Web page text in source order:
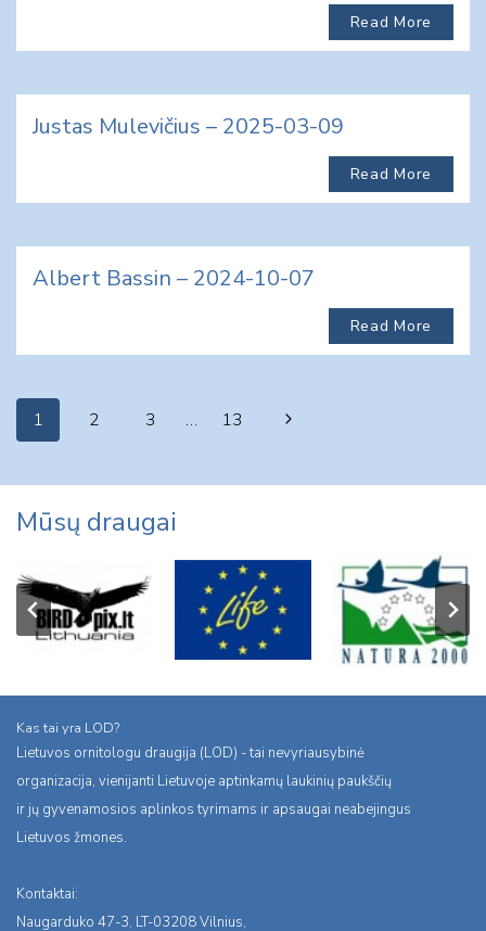
Read More
Justas Mulevičius – 2025-03-09
Read More
Albert Bassin – 2024-10-07
Read More
Page
1 2 3 … 13
Next
Mūsų draugai
Kas tai yra LOD?
Lietuvos ornitologu draugija (LOD) - tai nevyriausybinė
organizacija, vienijanti Lietuvoje aptinkamų laukinių paukščių
ir jų gyvenamosios aplinkos tyrimams ir apsaugai neabejingus
Lietuvos žmones.
Kontaktai:
Naugarduko 47-3, LT-03208 Vilnius,